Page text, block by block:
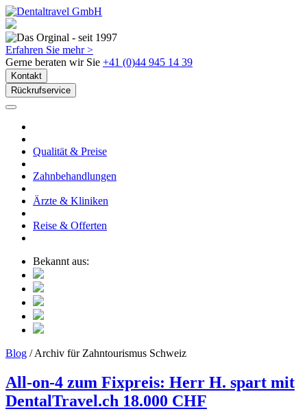
Erfahren Sie mehr >
Gerne beraten wir Sie +41 (0)44 945 14 39
Kontakt
Rückrufservice
Qualität & Preise
Zahnbehandlungen
Ärzte & Kliniken
Reise & Offerten
Bekannt aus:
Blog / Archiv für Zahntourismus Schweiz
All-on-4 zum Fixpreis: Herr H. spart mit
DentalTravel.ch 18.000 CHF